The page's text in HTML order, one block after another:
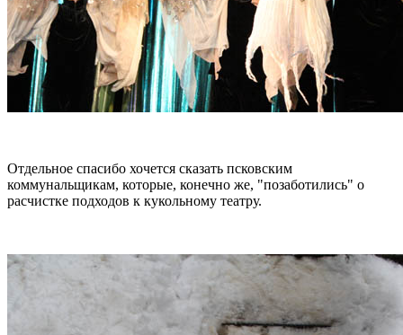
Отдельное спасибо хочется сказать псковским
коммунальщикам, которые, конечно же, "позаботились" о
расчистке подходов к кукольному театру.